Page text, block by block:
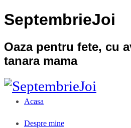
SeptembrieJoi
Oaza pentru fete, cu
tanara mama
Acasa
Despre mine